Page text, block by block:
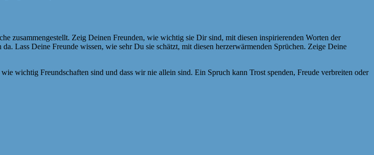
zusammengestellt. Zeig Deinen Freunden, wie wichtig sie Dir sind, mit diesen inspirierenden Worten der
Lass Deine Freunde wissen, wie sehr Du sie schätzt, mit diesen herzerwärmenden Sprüchen. Zeige Deine
wichtig Freundschaften sind und dass wir nie allein sind. Ein Spruch kann Trost spenden, Freude verbreiten oder